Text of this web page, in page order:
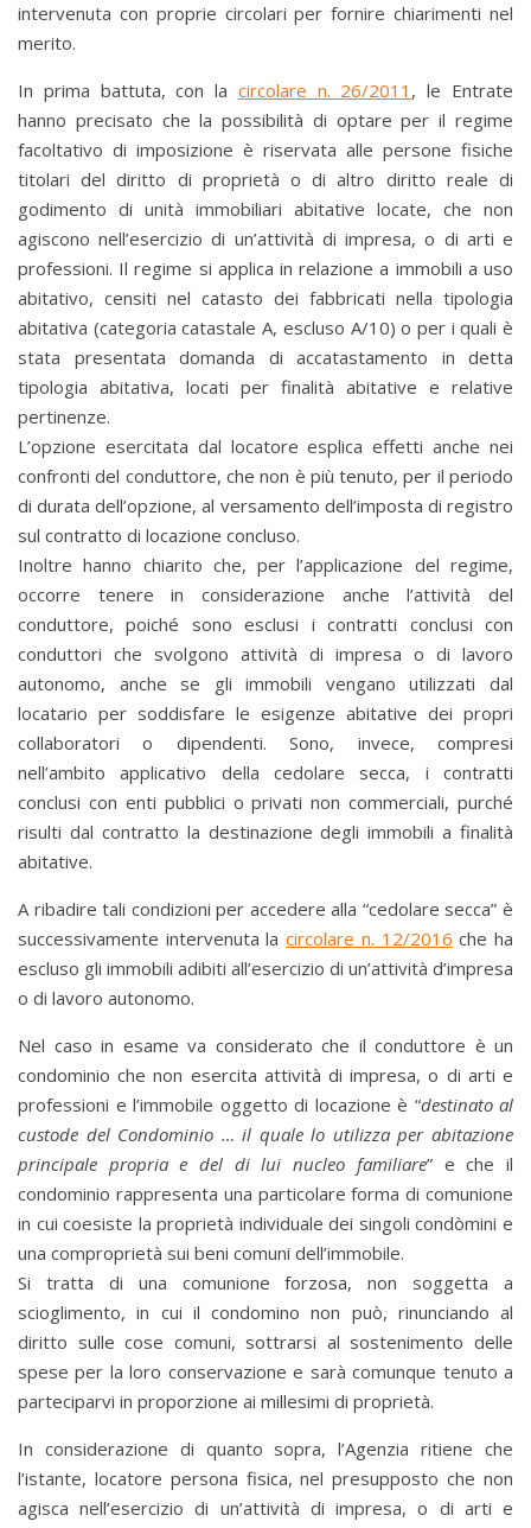
intervenuta con proprie circolari per fornire chiarimenti nel
merito.
In prima battuta, con la circolare n. 26/2011 , le Entrate
hanno precisato che la possibilità di optare per il regime
facoltativo di imposizione è riservata alle persone fisiche
titolari del diritto di proprietà o di altro diritto reale di
godimento di unità immobiliari abitative locate, che non
agiscono nell’esercizio di un’attività di impresa, o di arti e
professioni. Il regime si applica in relazione a immobili a uso
abitativo, censiti nel catasto dei fabbricati nella tipologia
abitativa (categoria catastale A, escluso A/10) o per i quali è
stata presentata domanda di accatastamento in detta
tipologia abitativa, locati per finalità abitative e relative
pertinenze.
L’opzione esercitata dal locatore esplica effetti anche nei
confronti del conduttore, che non è più tenuto, per il periodo
di durata dell’opzione, al versamento dell’imposta di registro
sul contratto di locazione concluso.
Inoltre hanno chiarito che, per l’applicazione del regime,
occorre tenere in considerazione anche l’attività del
conduttore, poiché sono esclusi i contratti conclusi con
conduttori che svolgono attività di impresa o di lavoro
autonomo, anche se gli immobili vengano utilizzati dal
locatario per soddisfare le esigenze abitative dei propri
collaboratori o dipendenti. Sono, invece, compresi
nell’ambito applicativo della cedolare secca, i contratti
conclusi con enti pubblici o privati non commerciali, purché
risulti dal contratto la destinazione degli immobili a finalità
abitative.
A ribadire tali condizioni per accedere alla “cedolare secca” è
successivamente intervenuta lacircolare n. 12/2016 che ha
escluso gli immobili adibiti all’esercizio di un’attività d’impresa
o di lavoro autonomo.
Nel caso in esame va considerato che il conduttore è un
condominio che non esercita attività di impresa, o di arti e
professioni e l’immobile oggetto di locazione è “destinato al
custode del Condominio … il quale lo utilizza per abitazione
principale propria e del di lui nucleo familiare” e che il
condominio rappresenta una particolare forma di comunione
in cui coesiste la proprietà individuale dei singoli condòmini e
una comproprietà sui beni comuni dell’immobile.
Si tratta di una comunione forzosa, non soggetta a
scioglimento, in cui il condomino non può, rinunciando al
diritto sulle cose comuni, sottrarsi al sostenimento delle
spese per la loro conservazione e sarà comunque tenuto a
parteciparvi in proporzione ai millesimi di proprietà.
In considerazione di quanto sopra, l’Agenzia ritiene che
l’istante, locatore persona fisica, nel presupposto che non
agisca nell’esercizio di un’attività di impresa, o di arti e